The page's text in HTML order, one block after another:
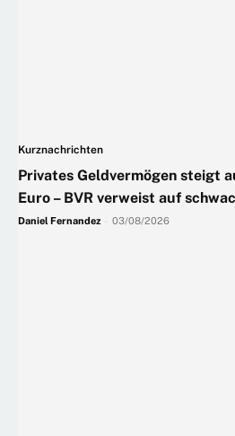
Kurznachrichten
Privates Geldvermögen steigt
Euro – BVR verweist auf
Daniel Fernandez 03/08/2026